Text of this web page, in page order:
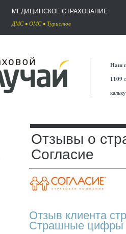
МЕДИЦИНСКОЕ СТРАХОВАНИЕ
ДМС• ОМС• Туристов
Наш
1109
Отзывы о
Согласие
Отзыв клиента
Страшные цифры